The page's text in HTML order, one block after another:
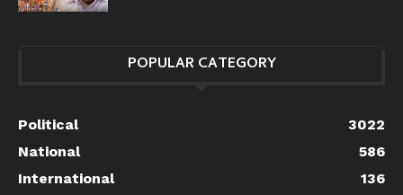
POPULAR CATEGORY
Political
3022
National
586
International
136